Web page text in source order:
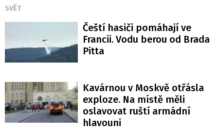
SVĚT
Čeští hasiči pomáhají ve
Francii. Vodu berou od Brada
Pitta
Kavárnou v Moskvě otřásla
exploze. Na místě měli
oslavovat ruští armádní
hlavouni